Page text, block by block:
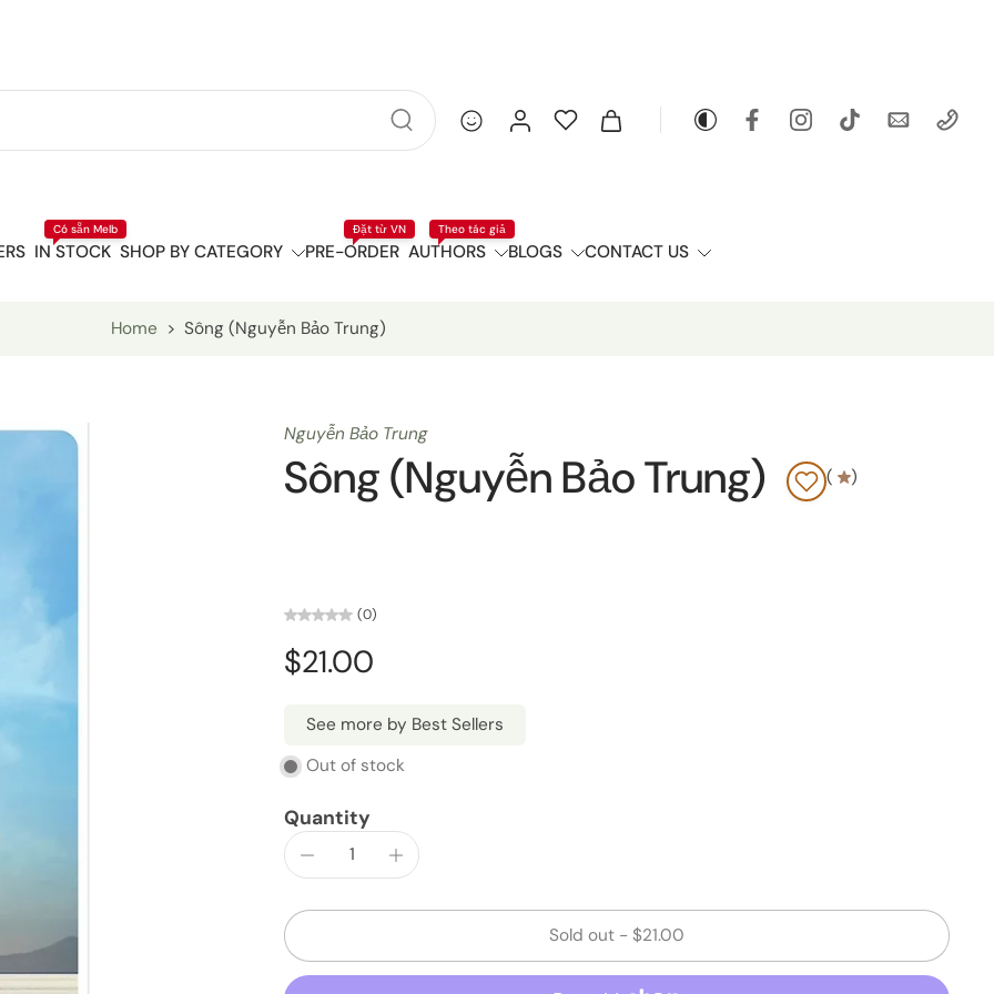
IN STOCK
Có sẵn Melb
SHOP BY CATEGORY PRE-ORDER
Đặt từ VN
AUTHORS
Theo tác giả
BLOGS CONTACT US
Home > Sông (Nguyễn Bảo Trung)
Nguyễn Bảo Trung
Sông (Nguyễn Bảo Trung) ( )
(0)
$21.00
See more by Best Sellers
Out of stock
Quantity
Sold out - $21.00